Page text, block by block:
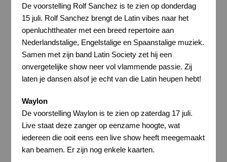
De voorstelling Rolf Sanchez is te zien op donderdag
15 juli. Rolf Sanchez brengt de Latin vibes naar het
openluchttheater met een breed repertoire aan
Nederlandstalige, Engelstalige en Spaanstalige muziek.
Samen met zijn band Latin Society zet hij een
onvergetelijke show neer vol vlammende passie. Zij
laten je dansen alsof je echt van die Latin heupen hebt!
Waylon
De voorstelling Waylon is te zien op zaterdag 17 juli.
Live staat deze zanger op eenzame hoogte, wat
iedereen die ooit eens een live show heeft meegemaakt
kan beamen. Er zijn nog enkele kaarten.